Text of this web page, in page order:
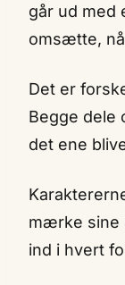
går ud med
omsætte,
Det er
Begge dele
det ene
mærke sine
ind i hvert